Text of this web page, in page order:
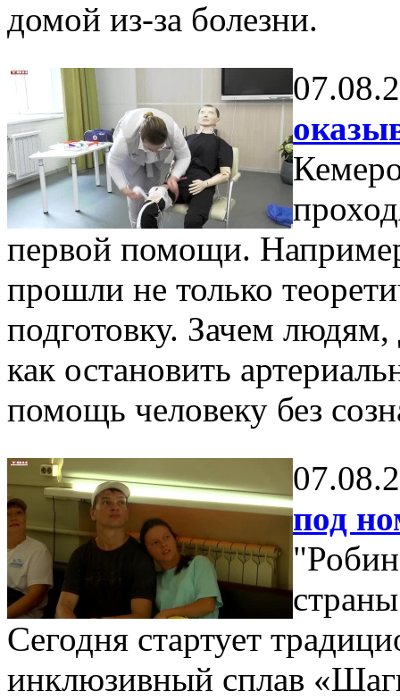
домой из-за болезни.
первой помощи.
прошли не только
подготовку. Зачем
как остановить
помощь человеку без
под
Сегодня стартует
инклюзивный сплав